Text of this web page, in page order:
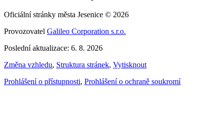
Oficiální stránky města Jesenice © 2026
Provozovatel Galileo Corporation s.r.o.
Poslední aktualizace: 6. 8. 2026
Změna vzhledu, Struktura stránek, Vytisknout
Prohlášení o přístupnosti, Prohlášení o ochraně soukromí